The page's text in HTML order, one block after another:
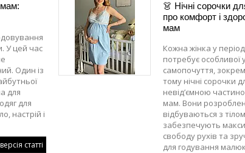
мам:
У цей час
Один із
для
для
настрій і
статті
👗 Нічні сорочки
про комфорт і
мам
Кожна жінка у
потребує особливої
самопочуття,
тому нічні сорочки
невід’ємною
мам. Вони
відбуваються з тілом
забезпечують
свободу рухів та
для годування